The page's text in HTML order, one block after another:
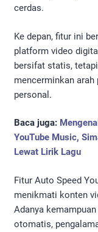
cerdas.
Ke depan, fitur ini
platform video
bersifat statis,
mencerminkan
personal.
Baca juga:
YouTube Music,
Lewat Lirik Lagu
Fitur Auto Speed
menikmati konten
Adanya
otomatis,